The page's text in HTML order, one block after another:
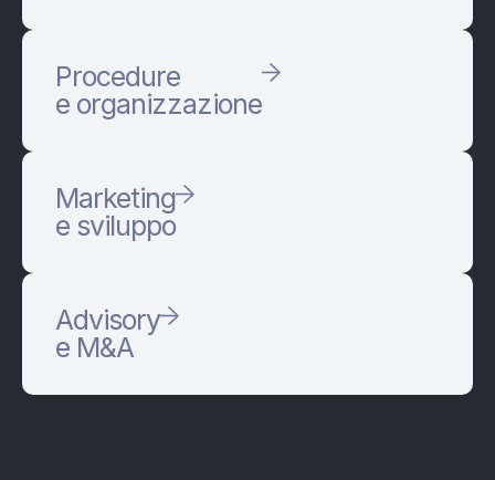
Procedure
e organizzazione
Marketing
e sviluppo
Advisory
e M&A